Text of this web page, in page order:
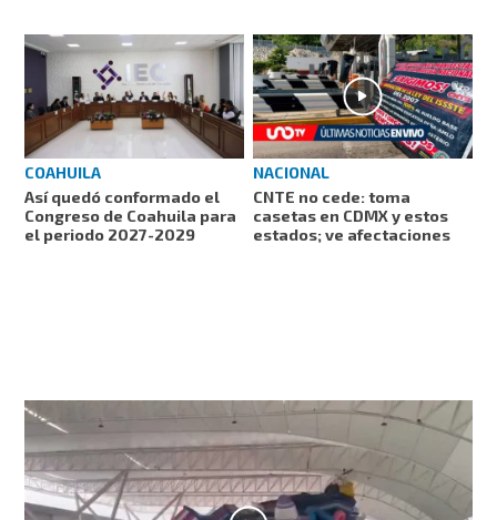
COAHUILA
Así quedó conformado el
Congreso de Coahuila para
el periodo 2027-2029
NACIONAL
CNTE no cede: toma
casetas en CDMX y estos
estados; ve afectaciones